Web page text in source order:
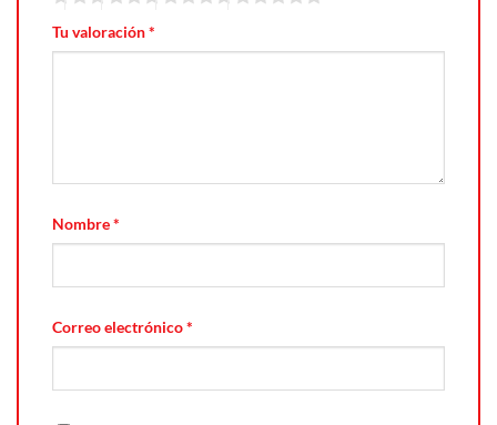
Tu valoración*
Nombre*
Correo electrónico*